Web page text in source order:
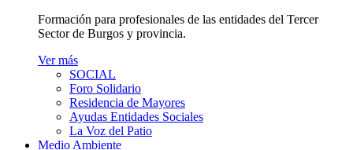
Formación para profesionales de las entidades del Tercer
Sector de Burgos y provincia.
Ver más
SOCIAL
Foro Solidario
Residencia de Mayores
Ayudas Entidades Sociales
La Voz del Patio
Medio Ambiente